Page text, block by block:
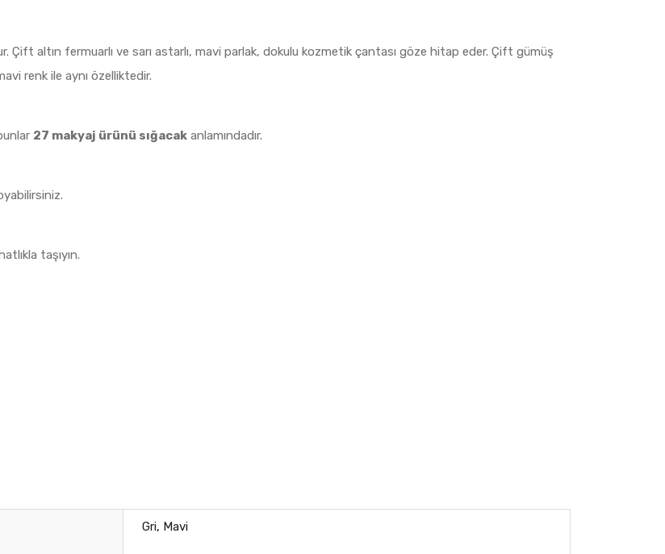
Çift altın fermuarlı ve sarı astarlı, mavi parlak, dokulu kozmetik çantası göze hitap eder. Çift gümüş
renk ile aynı özelliktedir.
27 makyaj ürünü sığacak anlamındadır.
taşıyın.
Gri, Mavi